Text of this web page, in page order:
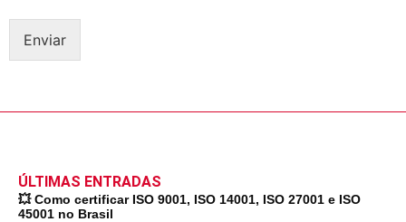
Enviar
ÚLTIMAS ENTRADAS
💥 Como certificar ISO 9001, ISO 14001, ISO 27001 e ISO
45001 no Brasil